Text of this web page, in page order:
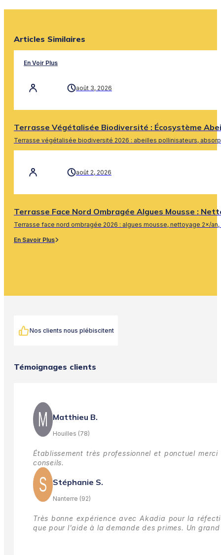
Articles Similaires
En Voir Plus
août 3, 2026
Terrasse Végétalisée Biodiversité : Écosystème
Terrasse végétalisée biodiversité 2026 : abeilles pollinisateurs,
août 2, 2026
Terrasse Face Nord Ombragée Algues Mousse :
Terrasse face nord ombragée 2026 : algues mousse, nettoyage 2×/
En Savoir Plus
Nos clients nous plébiscitent
Témoignages clients
Matthieu B.
Houilles (78)
Établissement très professionnel et ponctuel
conseils.
Stéphanie S.
Nanterre (92)
Très bonne expérience avec Akadia pour la
que pour l'aide à la demande des primes. Un